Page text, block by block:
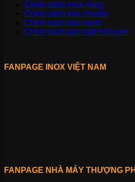
Chính sách mua hàng
Chính sách vận chuyển
Chính sách bảo hành
Chính sách bảo mật thông tin
FANPAGE INOX VIỆT NAM
FANPAGE NHÀ MÁY THƯỢNG